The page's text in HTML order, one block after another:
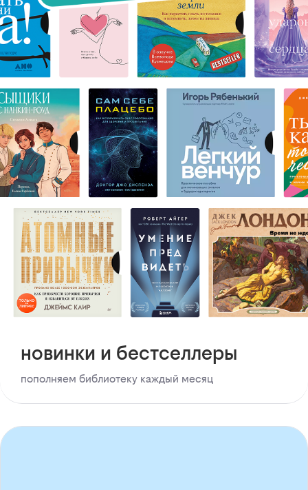
новинки и бестселлеры
пополняем библиотеку каждый месяц